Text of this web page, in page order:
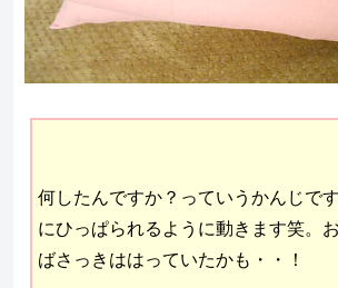
何したんですか？っていうかんじで
にひっぱられるように動きます笑。
ばさっきははっていたかも・・！